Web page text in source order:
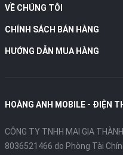
VỀ CHÚNG TÔI
CHÍNH SÁCH BÁN HÀNG
HƯỚNG DẪN MUA HÀNG
HOÀNG ANH MOBILE - ĐIỆN
CÔNG TY TNHH MAI GIA THÀNH
8036521466 do Phòng Tài